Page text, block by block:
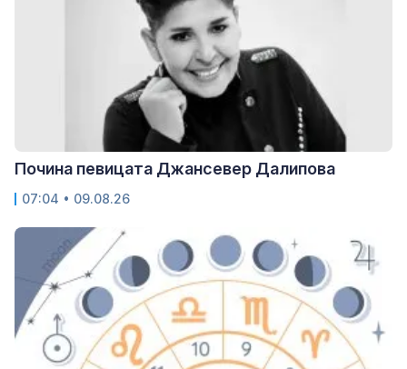
Почина певицата Джансевер Далипова
07:04 • 09.08.26